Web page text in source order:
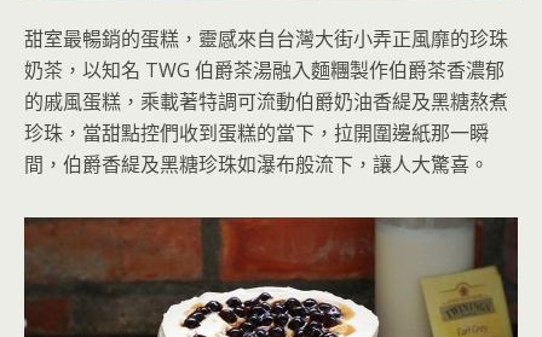
甜室最暢銷的蛋糕，靈感來自台灣大街小弄正風靡的珍珠
奶茶，以知名 TWG 伯爵茶湯融入麵糰製作伯爵茶香濃郁
的戚風蛋糕，乘載著特調可流動伯爵奶油香緹及黑糖熬煮
珍珠，當甜點控們收到蛋糕的當下，拉開圍邊紙那一瞬
間，伯爵香緹及黑糖珍珠如瀑布般流下，讓人大驚喜。